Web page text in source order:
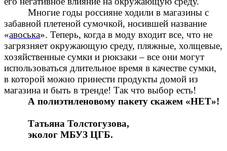
Многие годы россияне ходили в магазины с
забавной плетеной сумочкой, носившей название
«авоська». Теперь, когда в моду входит все, что не
загрязняет окружающую среду, пляжные, холщевые,
хозяйственные сумки и рюкзаки – все они могут
использоваться длительное время в качестве сумки,
в которой можно принести продукты домой из
магазина и быть в тренде! Так что выбор есть!
А полиэтиленовому пакету скажем «НЕТ»!
Татьяна Толстогузова,
эколог МБУЗ ЦГБ.